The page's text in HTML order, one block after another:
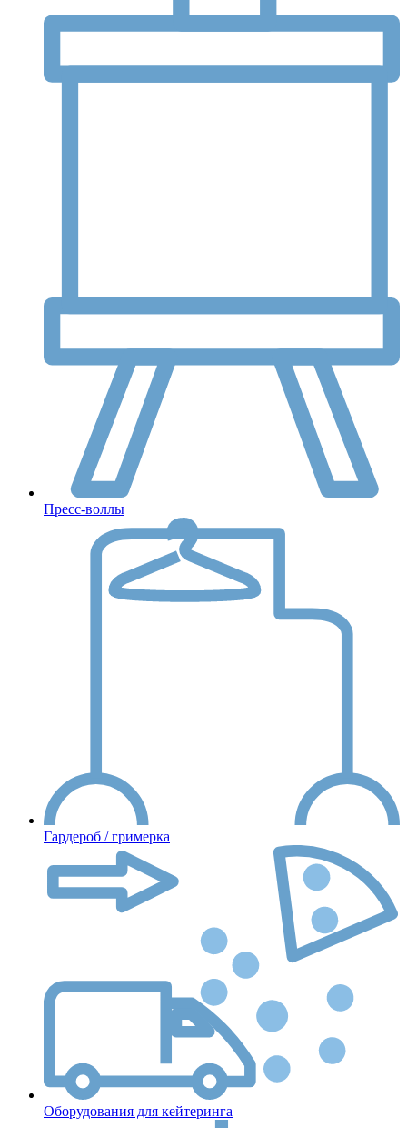
Пресс-воллы
Гардероб / гримерка
Оборудования для кейтеринга